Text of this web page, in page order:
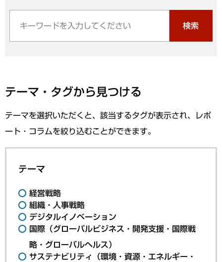
検索
テーマ・タグから見つける
テーマを選択いただくと、該当するタグが表示され、レポ
ート・コラムを絞り込むことができます。
テーマ
経営戦略
組織・人事戦略
デジタルイノベーション
国際（グローバルビジネス・開発支援・国際戦
略・グローバルヘルス）
サステナビリティ（環境・資源・エネルギー・